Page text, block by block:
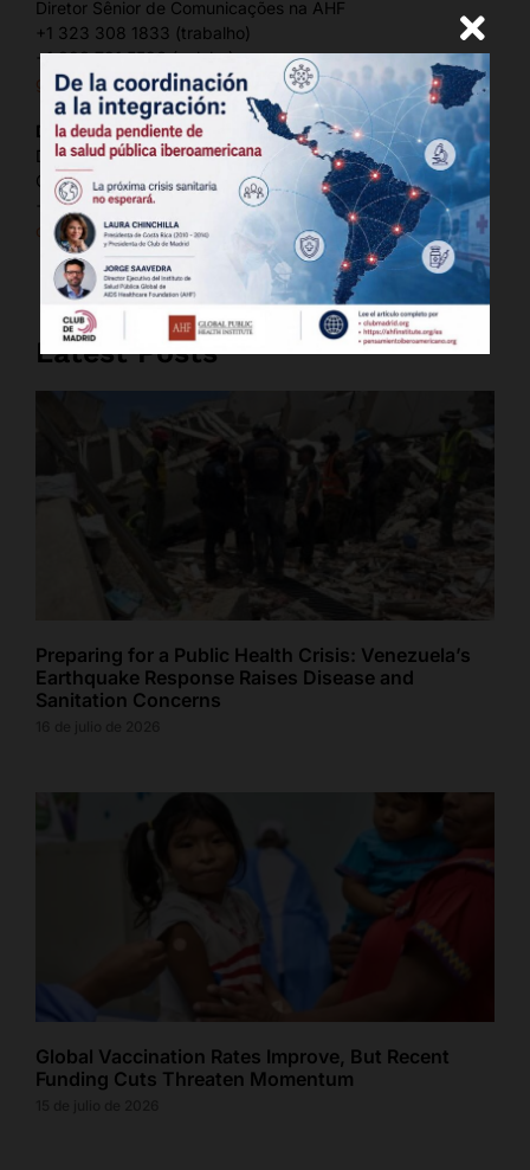
Diretor Sênior de Comunicações na AHF
+1 323 308 1833 (trabalho)
+1.323.791.5526 (celular)
gedk@aidshealth.org
Denys Nazarov,
Diretor de Política Global e
Comunicações na AHF
+1.323.308.1829
denys.nazarov@ahf.org
Latest Posts
Preparing for a Public Health Crisis: Venezuela’s
Earthquake Response Raises Disease and
Sanitation Concerns
Global Vaccination Rates Improve, But Recent
Funding Cuts Threaten Momentum